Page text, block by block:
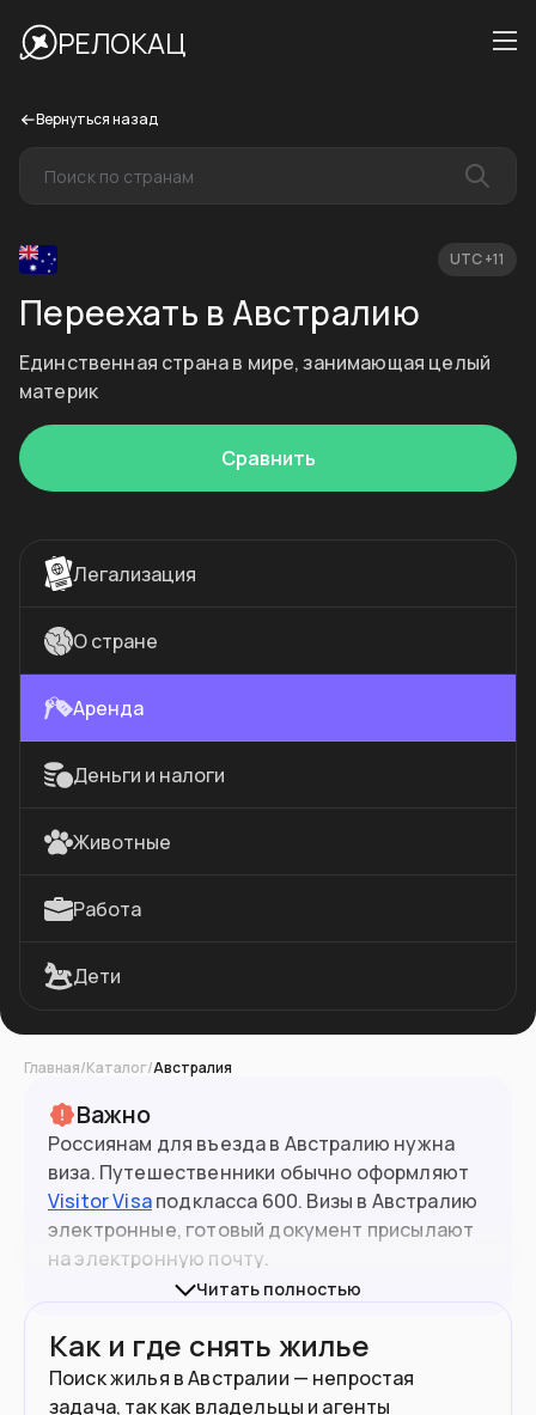
РЕЛОКАЦ
Вернуться назад
UTC +11
Переехать в Австралию
Единственная страна в мире, занимающая целый
материк
Сравнить
Легализация
О стране
Аренда
Деньги и налоги
Животные
Работа
Дети
Главная/Каталог/Австралия
Важно
Россиянам для въезда в Австралию нужна
виза. Путешественники обычно оформляют
Visitor Visaподкласса 600. Визы в Австралию
электронные, готовый документ присылают
на электронную почту.
через иммиграционный департамент
Австралии.
27.2
Читать полностью
Как и где снять жилье
Поиск жилья в Австралии — непростая
задача, так как владельцы и агенты